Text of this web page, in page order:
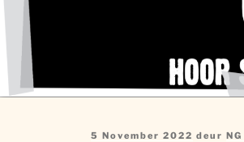
Gepubliseer
5 November 2022 deur